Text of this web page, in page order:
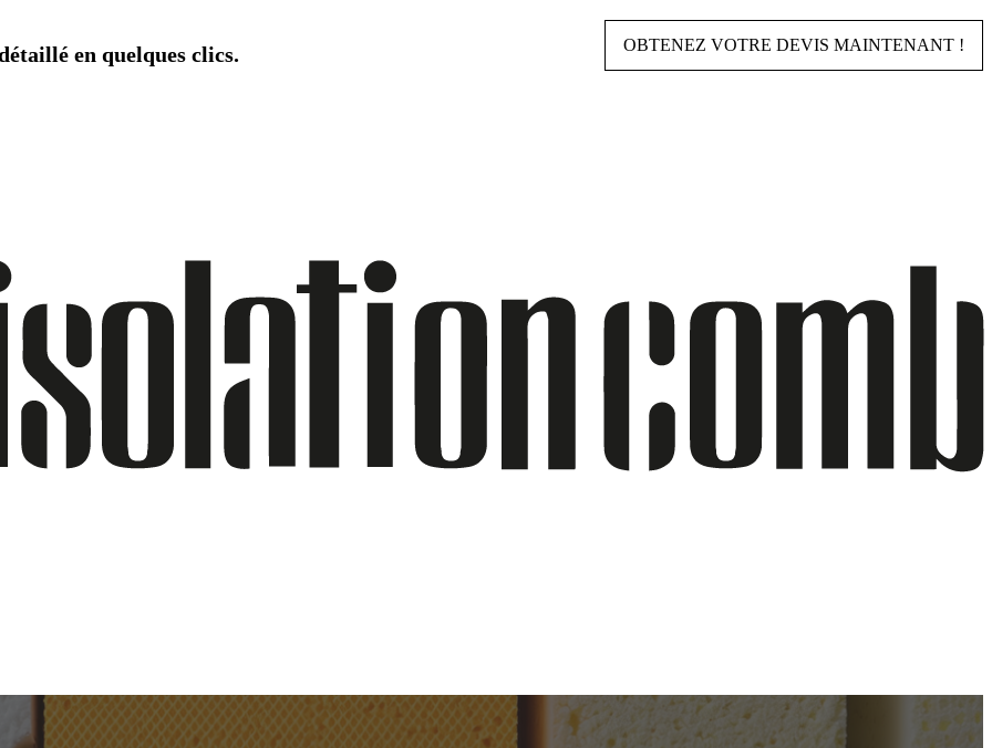
en quelques clics. OBTENEZ VOTRE DEVIS MAINTENANT !